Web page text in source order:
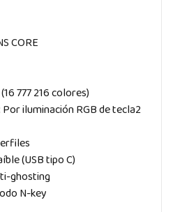
CORE
777 216 colores)
iluminación RGB de tecla2
(USB tipo C)
ghosting
N-key